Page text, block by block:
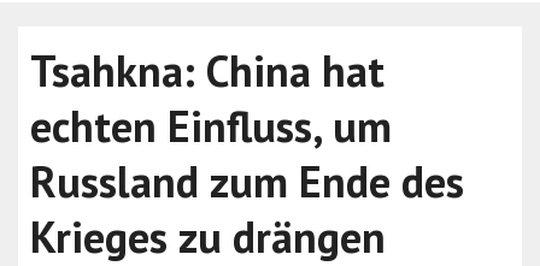
Tsahkna: China hat
echten Einfluss, um
Russland zum Ende des
Krieges zu drängen